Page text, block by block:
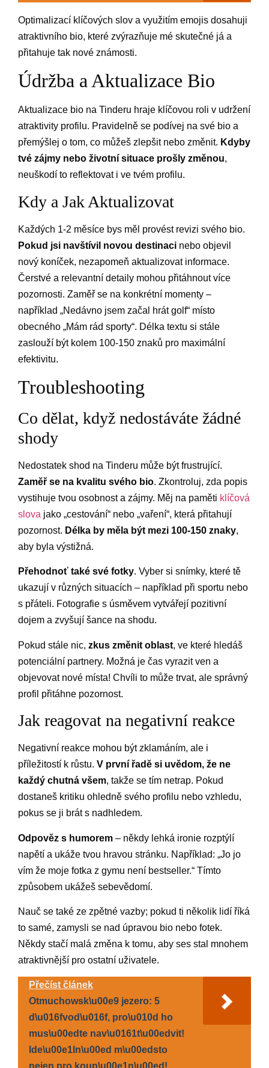
Optimalizací klíčových slov a využitím emojis dosahuji
atraktivního bio, které zvýrazňuje mé skutečné já a
přitahuje tak nové známosti.
Údržba a Aktualizace Bio
Aktualizace bio na Tinderu hraje klíčovou roli v udržení
atraktivity profilu. Pravidelně se podívej na své bio a
přemýšlej o tom, co můžeš zlepšit nebo změnit. Kdyby
tvé zájmy nebo životní situace prošly změnou,
neuškodí to reflektovat i ve tvém profilu.
Kdy a Jak Aktualizovat
Každých 1-2 měsíce bys měl provést revizi svého bio.
Pokud jsi navštívil novou destinaci nebo objevil
nový koníček, nezapomeň aktualizovat informace.
Čerstvé a relevantní detaily mohou přitáhnout více
pozornosti. Zaměř se na konkrétní momenty –
například „Nedávno jsem začal hrát golf“ místo
obecného „Mám rád sporty“. Délka textu si stále
zaslouží být kolem 100-150 znaků pro maximální
efektivitu.
Troubleshooting
Co dělat, když nedostáváte žádné
shody
Nedostatek shod na Tinderu může být frustrující.
Zaměř se na kvalitu svého bio. Zkontroluj, zda popis
vystihuje tvou osobnost a zájmy. Měj na paměti klíčová
slova jako „cestování“ nebo „vaření“, která přitahují
pozornost. Délka by měla být mezi 100-150 znaky,
aby byla výstižná.
Přehodnoť také své fotky. Vyber si snímky, které tě
ukazují v různých situacích – například při sportu nebo
s přáteli. Fotografie s úsměvem vytvářejí pozitivní
dojem a zvyšují šance na shodu.
Pokud stále nic, zkus změnit oblast, ve které hledáš
potenciální partnery. Možná je čas vyrazit ven a
objevovat nové místa! Chvíli to může trvat, ale správný
profil přitáhne pozornost.
Jak reagovat na negativní reakce
Negativní reakce mohou být zklamáním, ale i
příležitostí k růstu. V první řadě si uvědom, že ne
každý chutná všem, takže se tím netrap. Pokud
dostaneš kritiku ohledně svého profilu nebo vzhledu,
pokus se ji brát s nadhledem.
Odpověz s humorem – někdy lehká ironie rozptýlí
napětí a ukáže tvou hravou stránku. Například: „Jo jo
vím že moje fotka z gymu není bestseller.“ Tímto
způsobem ukážeš sebevědomí.
Nauč se také ze zpětné vazby; pokud ti několik lidí říká
to samé, zamysli se nad úpravou bio nebo fotek.
Někdy stačí malá změna k tomu, aby ses stal mnohem
atraktivnější pro ostatní uživatele.
Přečíst článek
Otmuchowsk\u00e9 jezero: 5
d\u016fvod\u016f, pro\u010d ho
mus\u00edte nav\u0161t\u00edvit!
Ide\u00e1ln\u00ed m\u00edsto